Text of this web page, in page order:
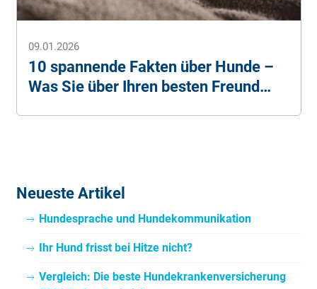
09.01.2026
10 spannende Fakten über Hunde –
Was Sie über Ihren besten Freund
Neueste Artikel
Hundesprache und Hundekommunikation
Ihr Hund frisst bei Hitze nicht?
Vergleich: Die beste Hundekrankenversicherung